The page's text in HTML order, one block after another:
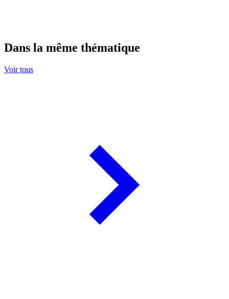
Dans la même thématique
Voir tous